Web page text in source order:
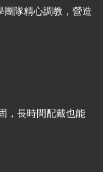
隊精心調教，營造
，長時間配戴也能